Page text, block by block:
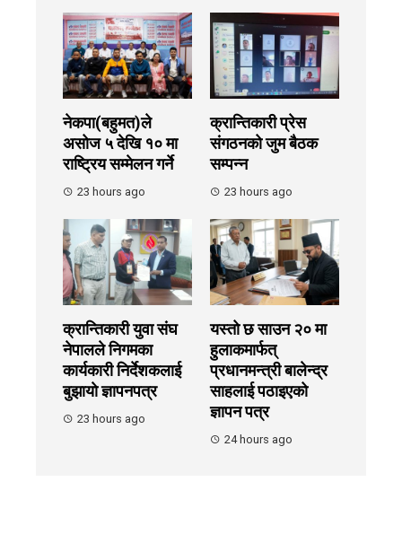
नेकपा(बहुमत)ले
असोज ५ देखि १० मा
राष्ट्रिय सम्मेलन गर्ने
23 hours ago
क्रान्तिकारी प्रेस
संगठनको जुम बैठक
सम्पन्न
23 hours ago
क्रान्तिकारी युवा संघ
नेपालले निगमका
कार्यकारी निर्देशकलाई
बुझायाे ज्ञापनपत्र
23 hours ago
यस्तो छ साउन २० मा
हुलाकमार्फत्
प्रधानमन्त्री बालेन्द्र
साहलाई पठाइएको
ज्ञापन पत्र
24 hours ago